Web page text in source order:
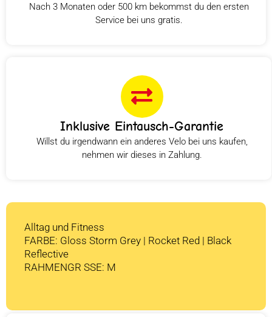
Nach 3 Monaten oder 500 km bekommst du den ersten
Service bei uns gratis.
Inklusive Eintausch-Garantie
Willst du irgendwann ein anderes Velo bei uns kaufen,
nehmen wir dieses in Zahlung.
Alltag und Fitness
FARBE: Gloss Storm Grey | Rocket Red | Black
Reflective
RAHMENGR SSE: M